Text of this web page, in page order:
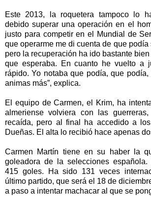
Este 2013, la roquetera tampoco lo
debido superar una operación en el
justo para competir en el Mundial de
que operarme me di cuenta de que podía
pero la recuperación ha ido bastante
que esperaba. En cuanto he vuelto a
rápido. Yo notaba que podía, que
animas más”, explica.
El equipo de Carmen, el Krim, ha
almeriense volviera con las
recaída, pero al final ha accedido a
Dueñas. El alta lo recibió hace apenas
Carmen Martín tiene en su haber la
goleadora de la selecciones
415 goles. Ha sido 131 veces
último partido, que será el 18 de
a paso a intentar machacar al que se